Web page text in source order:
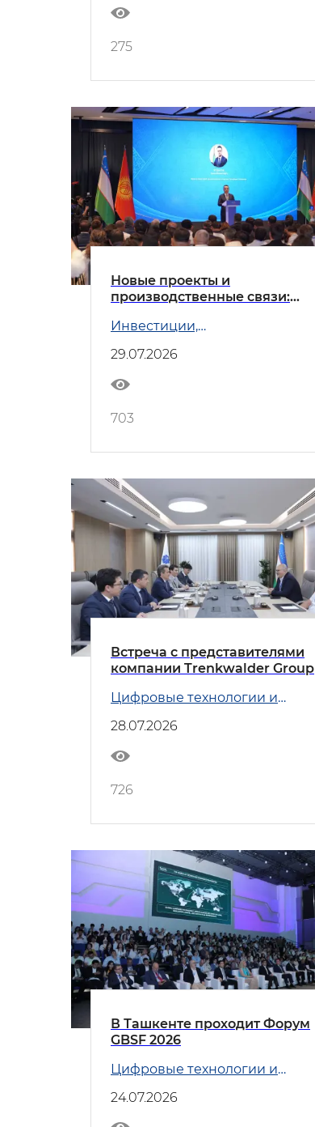
275
Новые проекты и
производственные связи:
углубляют сотрудничество
Инвестиции,
29.07.2026
703
Встреча с представителями
компании Trenkwalder Group
Цифровые технологии и
28.07.2026
726
В Ташкенте проходит Форум
GBSF 2026
Цифровые технологии и
24.07.2026